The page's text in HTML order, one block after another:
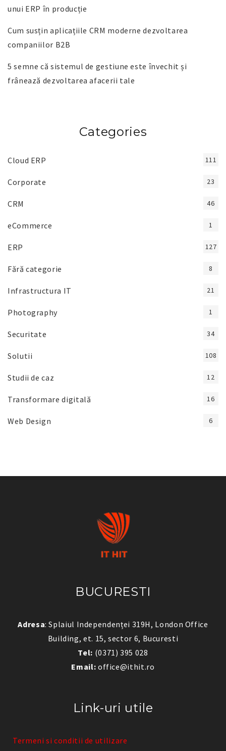
unui ERP în producție
Cum susțin aplicațiile CRM moderne dezvoltarea
companiilor B2B
5 semne că sistemul de gestiune este învechit și
frânează dezvoltarea afacerii tale
Categories
Cloud ERP 111
Corporate 23
CRM 46
eCommerce 1
ERP 127
Fără categorie 8
Infrastructura IT 21
Photography 1
Securitate 34
Solutii 108
Studii de caz 12
Transformare digitală 16
Web Design 6
BUCURESTI
Adresa: Splaiul Independenței 319H, London Office
Building, et. 15, sector 6, Bucuresti
Tel: (0371) 395 028
Email: office@ithit.ro
Link-uri utile
Termeni si conditii de utilizare